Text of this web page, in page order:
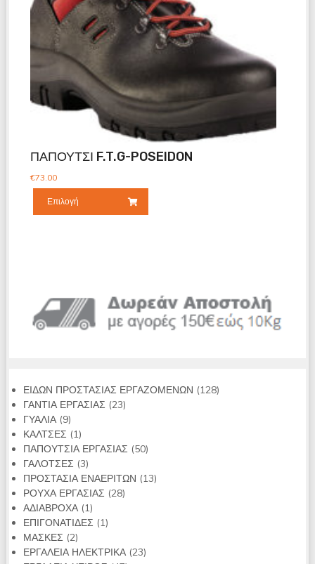
ΠΑΠΟΥΤΣΙ F.T.G-POSEIDON
€73.00
Επιλογή
ΕΙΔΩΝ ΠΡΟΣΤΑΣΙΑΣ ΕΡΓΑΖΟΜΕΝΩΝ 128128
ΓΑΝΤΙΑ ΕΡΓΑΣΙΑΣ 2323
ΓΥΑΛΙΑ 99
προϊόντα
ΚΑΛΤΣΕΣ 11
προϊόν
ΠΑΠΟΥΤΣΙΑ ΕΡΓΑΣΙΑΣ 5050
ΓΑΛΟΤΣΕΣ 33
προϊόντα
ΠΡΟΣΤΑΣΙΑ ΕΝΑΕΡΙΤΩΝ 1313
ΡΟΥΧΑ ΕΡΓΑΣΙΑΣ 2828
ΑΔΙΑΒΡΟΧΑ 11
προϊόν
ΕΠΙΓΟΝΑΤΙΔΕΣ 11
ΜΑΣΚΕΣ 22
προϊόντα
ΕΡΓΑΛΕΙΑ ΗΛΕΚΤΡΙΚΑ 2323